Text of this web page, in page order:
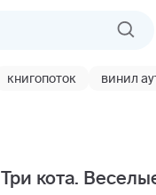
книгопоток винил
Три кота.